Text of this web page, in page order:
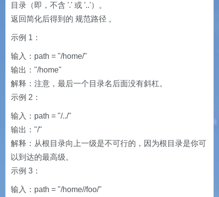
目录（即，不含 '.' 或 '..'）。
返回简化后得到的 规范路径 。
示例 1：
输入：path = "/home/"
输出："/home"
解释：注意，最后一个目录名后面没有斜杠。
示例 2：
输入：path = "/../"
输出："/"
解释：从根目录向上一级是不可行的，因为根目录是你可
以到达的最高级。
示例 3：
输入：path = "/home//foo/"